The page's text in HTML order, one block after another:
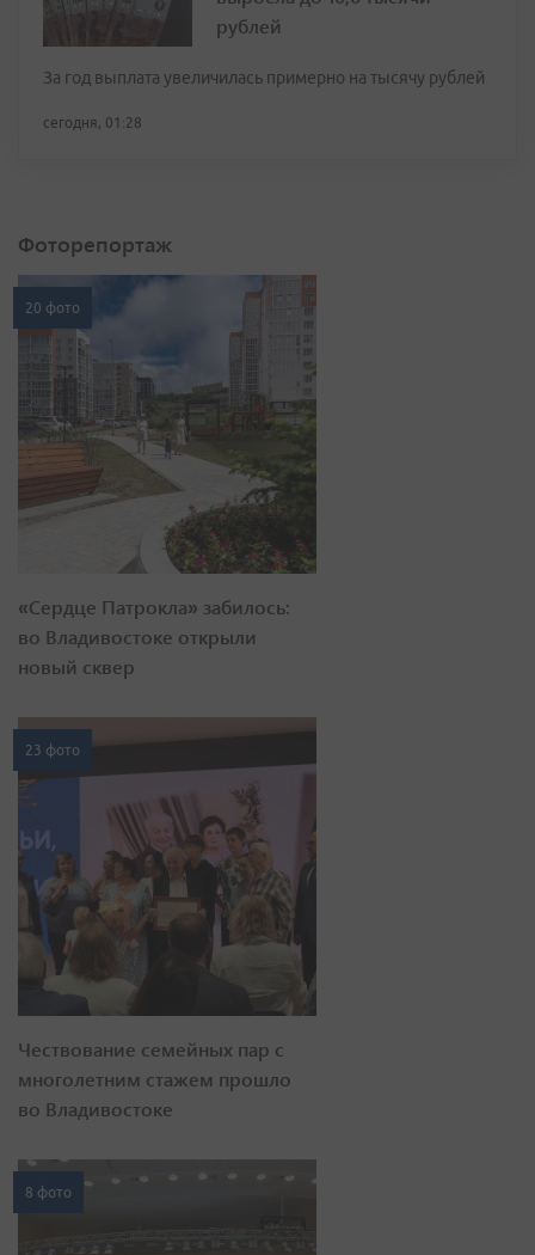
рублей
За год выплата увеличилась примерно на тысячу рублей
сегодня, 01:28
Фоторепортаж
20 фото
«Сердце Патрокла» забилось:
во Владивостоке открыли
новый сквер
23 фото
Чествование семейных пар с
многолетним стажем прошло
во Владивостоке
8 фото